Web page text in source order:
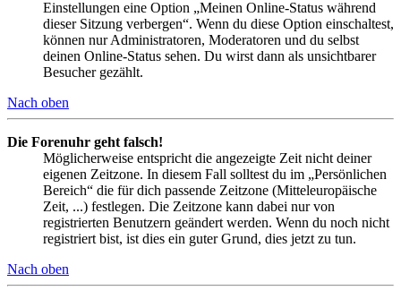
Einstellungen eine Option „Meinen Online-Status während
dieser Sitzung verbergen“. Wenn du diese Option einschaltest,
können nur Administratoren, Moderatoren und du selbst
deinen Online-Status sehen. Du wirst dann als unsichtbarer
Besucher gezählt.
Nach oben
Die Forenuhr geht falsch!
Möglicherweise entspricht die angezeigte Zeit nicht deiner
eigenen Zeitzone. In diesem Fall solltest du im „Persönlichen
Bereich“ die für dich passende Zeitzone (Mitteleuropäische
Zeit, ...) festlegen. Die Zeitzone kann dabei nur von
registrierten Benutzern geändert werden. Wenn du noch nicht
registriert bist, ist dies ein guter Grund, dies jetzt zu tun.
Nach oben